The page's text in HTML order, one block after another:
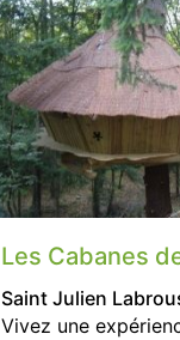
Les Cabanes
Saint Julien
Vivez une